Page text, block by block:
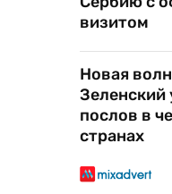
визитом
Новая
Зеленский
послов в
странах